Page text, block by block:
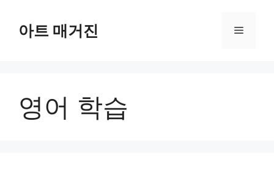
아트 매거진 메
영어 학습